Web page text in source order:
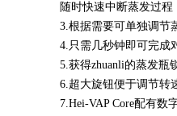
随时快速中断蒸发过程
3.根据需要可单独调节
4.只需几秒钟即可完成
5.获得zhuanli的蒸发瓶
6.超大旋钮便于调节转
7.Hei-VAP Core配有